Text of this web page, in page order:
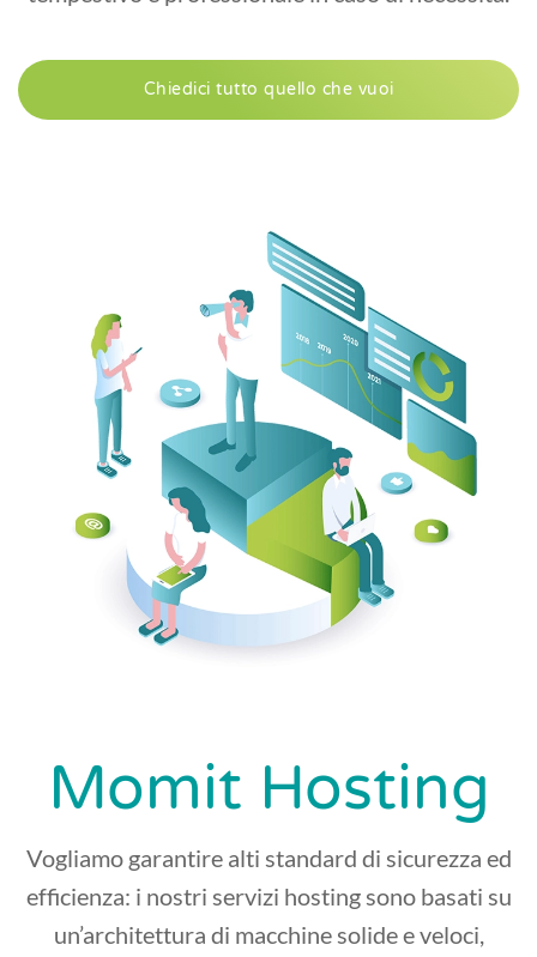
Chiedici tutto quello che vuoi
Momit Hosting
Vogliamo garantire alti standard di sicurezza ed
efficienza: i nostri servizi hosting sono basati su
un’architettura di macchine solide e veloci,